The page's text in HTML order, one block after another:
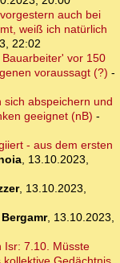
auch bei
weiß ich natürlich
22:02
vor 150
voraussagt (?) -
sich abspeichern und
geeignet (nB) -
- aus dem ersten
, 13.10.2023,
, 13.10.2023,
Bergamr, 13.10.2023,
Isr: 7.10. Müsste